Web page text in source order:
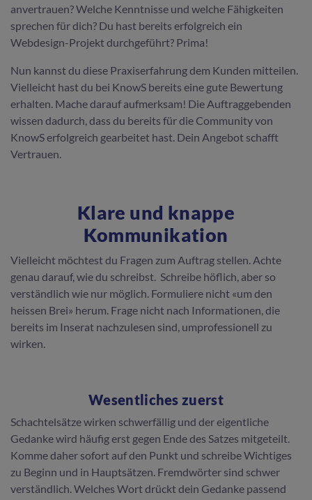
anvertrauen? Welche Kenntnisse und welche Fähigkeiten
sprechen für dich? Du hast bereits erfolgreich ein
Webdesign-Projekt durchgeführt? Prima!
Nun kannst du diese Praxiserfahrung dem Kunden mitteilen.
Vielleicht hast du bei KnowS bereits eine gute Bewertung
erhalten. Mache darauf aufmerksam! Die Auftraggebenden
wissen dadurch, dass du bereits für die Community von
KnowS erfolgreich gearbeitet hast. Dein Angebot schafft
Vertrauen.
Klare und knappe
Kommunikation
Vielleicht möchtest du Fragen zum Auftrag stellen. Achte
genau darauf, wie du schreibst. Schreibe höflich, aber so
verständlich wie nur möglich. Formuliere nicht «um den
heissen Brei» herum. Frage nicht nach Informationen, die
bereits im Inserat nachzulesen sind, umprofessionell zu
wirken.
Wesentliches zuerst
Schachtelsätze wirken schwerfällig und der eigentliche
Gedanke wird häufig erst gegen Ende des Satzes mitgeteilt.
Komme daher sofort auf den Punkt und schreibe Wichtiges
zu Beginn und in Hauptsätzen. Fremdwörter sind schwer
verständlich. Welches Wort drückt dein Gedanke passend